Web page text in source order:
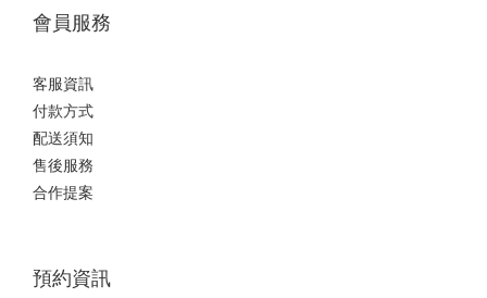
會員服務
客服資訊
付款方式
配送須知
售後服務
合作提案
預約資訊